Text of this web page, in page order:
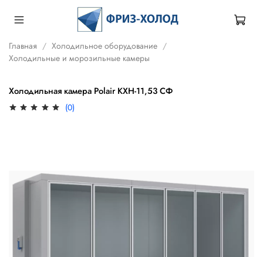
Главная
Холодильное оборудование
Холодильные и морозильные камеры
Холодильная камера Polair КХН-11,53 СФ
(0)